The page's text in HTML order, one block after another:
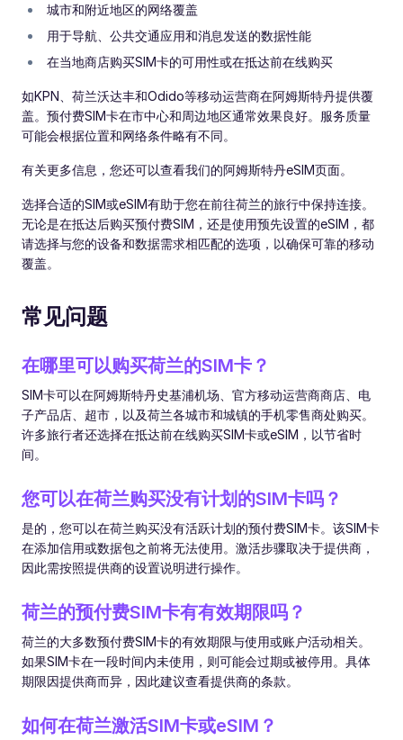
城市和附近地区的网络覆盖
用于导航、公共交通应用和消息发送的数据性能
在当地商店购买SIM卡的可用性或在抵达前在线购买
如KPN、荷兰沃达丰和Odido等移动运营商在阿姆斯特丹提供覆
盖。预付费SIM卡在市中心和周边地区通常效果良好。服务质量
可能会根据位置和网络条件略有不同。
有关更多信息，您还可以查看我们的阿姆斯特丹eSIM页面。
选择合适的SIM或eSIM有助于您在前往荷兰的旅行中保持连接。
无论是在抵达后购买预付费SIM，还是使用预先设置的eSIM，都
请选择与您的设备和数据需求相匹配的选项，以确保可靠的移动
覆盖。
常见问题
在哪里可以购买荷兰的SIM卡？
SIM卡可以在阿姆斯特丹史基浦机场、官方移动运营商商店、电
子产品店、超市，以及荷兰各城市和城镇的手机零售商处购买。
许多旅行者还选择在抵达前在线购买SIM卡或eSIM，以节省时
间。
您可以在荷兰购买没有计划的SIM卡吗？
是的，您可以在荷兰购买没有活跃计划的预付费SIM卡。该SIM卡
在添加信用或数据包之前将无法使用。激活步骤取决于提供商，
因此需按照提供商的设置说明进行操作。
荷兰的预付费SIM卡有有效期限吗？
荷兰的大多数预付费SIM卡的有效期限与使用或账户活动相关。
如果SIM卡在一段时间内未使用，则可能会过期或被停用。具体
期限因提供商而异，因此建议查看提供商的条款。
如何在荷兰激活SIM卡或eSIM？